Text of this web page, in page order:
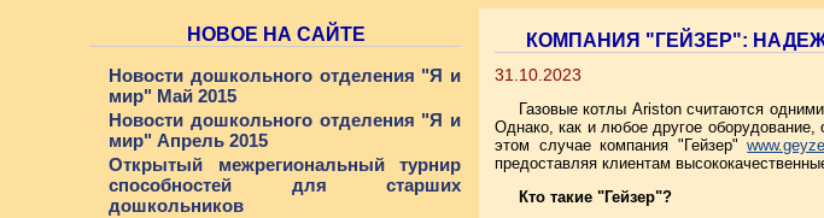
НОВОЕ НА САЙТЕ
Новости дошкольного отделения "Я и
мир" Май 2015
Новости дошкольного отделения "Я и
мир" Апрель 2015
Открытый межрегиональный турнир
способностей для старших
дошкольников
КОМПАНИЯ "ГЕЙЗЕР":
31.10.2023
Газовые котлы Ariston считаются
Однако, как и любое другое оборудование,
этом случае компания "Гейзер"
предоставляя клиентам
Кто такие "Гейзер"?